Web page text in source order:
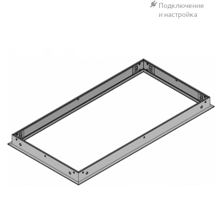
Подключение
и настройка